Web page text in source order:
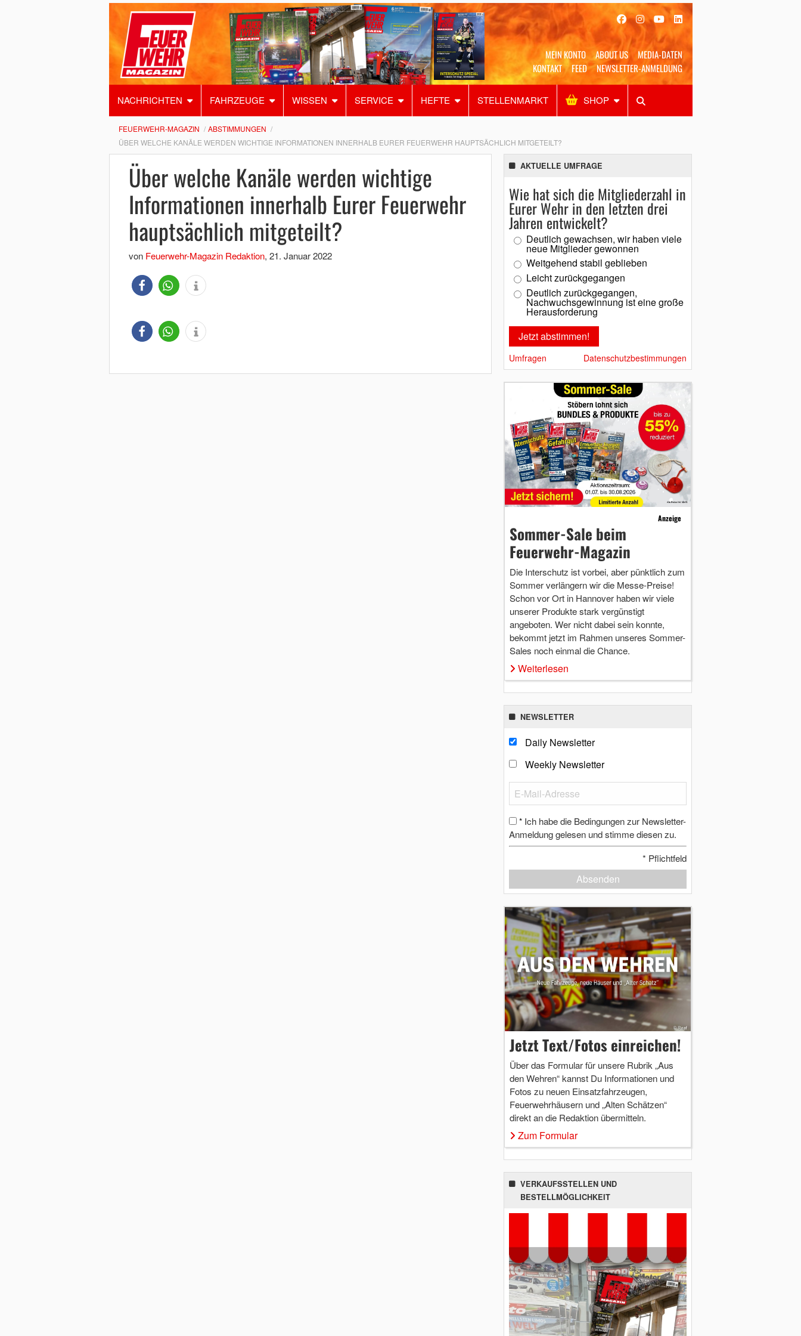
MEIN KONTO ABOUT US
MEDIA-DATEN
KONTAKT
FEED NEWSLETTER-ANMELDUNG
NACHRICHTEN FAHRZEUGE WISSEN SERVICE HEFTE STELLENMARKT SHOP
Alles Shop SUCHEN
FEUERWEHR-MAGAZIN
ABSTIMMUNGEN
ÜBER WELCHE KANÄLE WERDEN WICHTIGE INFORMATIONEN INNERHALB EURER FEUERWEHR HAUPTSÄCHLICH MITGETEILT?
Über welche Kanäle werden wichtige
Informationen innerhalb Eurer Feuerwehr
hauptsächlich mitgeteilt?
von Feuerwehr-Magazin Redaktion, 21. Januar 2022
AKTUELLE UMFRAGE
Wie hat sich die Mitgliederzahl in
Eurer Wehr in den letzten drei
Jahren entwickelt?
Deutlich gewachsen, wir haben viele
neue Mitglieder gewonnen
Weitgehend stabil geblieben
Leicht zurückgegangen
Deutlich zurückgegangen,
Nachwuchsgewinnung ist eine große
Herausforderung
Umfragen Datenschutzbestimmungen
Anzeige
Sommer-Sale beim
Feuerwehr-Magazin
Die Interschutz ist vorbei, aber pünktlich zum
Sommer verlängern wir die Messe-Preise!
Schon vor Ort in Hannover haben wir viele
unserer Produkte stark vergünstigt
angeboten. Wer nicht dabei sein konnte,
bekommt jetzt im Rahmen unseres Sommer-
Sales noch einmal die Chance.
Weiterlesen
NEWSLETTER
Daily Newsletter
Weekly Newsletter
* Ich habe die Bedingungen zur Newsletter-
Anmeldung gelesen und stimme diesen zu.
* Pflichtfeld
Absenden
Jetzt Text/Fotos einreichen!
Über das Formular für unsere Rubrik „Aus
den Wehren“ kannst Du Informationen und
Fotos zu neuen Einsatzfahrzeugen,
Feuerwehrhäusern und „Alten Schätzen“
direkt an die Redaktion übermitteln.
Zum Formular
VERKAUFSSTELLEN UND
BESTELLMÖGLICHKEIT